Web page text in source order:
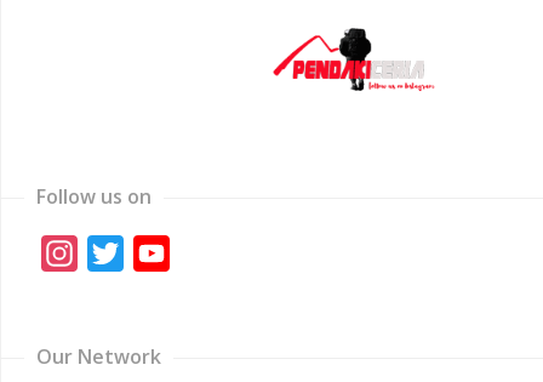
Follow us on
Instagram
Twitter
Our Network